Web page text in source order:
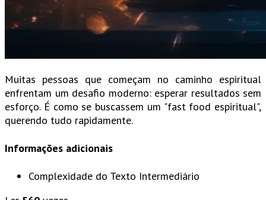
Muitas pessoas que começam no caminho espiritual
enfrentam um desafio moderno: esperar resultados sem
esforço. É como se buscassem um "fast food espiritual",
querendo tudo rapidamente.
Informações adicionais
Complexidade do Texto Intermediário